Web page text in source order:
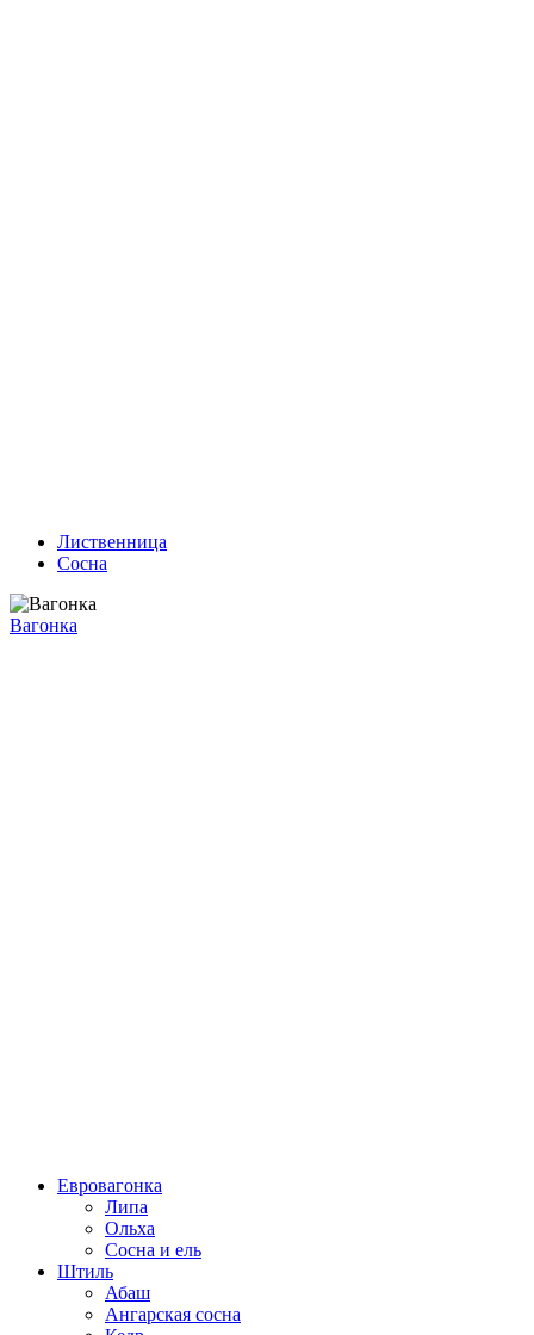
Лиственница
Сосна
Вагонка
Евровагонка
Липа
Ольха
Сосна и ель
Штиль
Абаш
Ангарская сосна